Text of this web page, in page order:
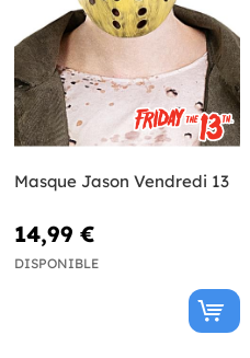
Masque Jason Vendredi 13
14,99 €
DISPONIBLE